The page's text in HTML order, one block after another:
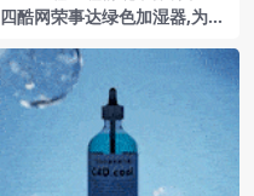
四酷网荣事达绿色加湿器,为卧